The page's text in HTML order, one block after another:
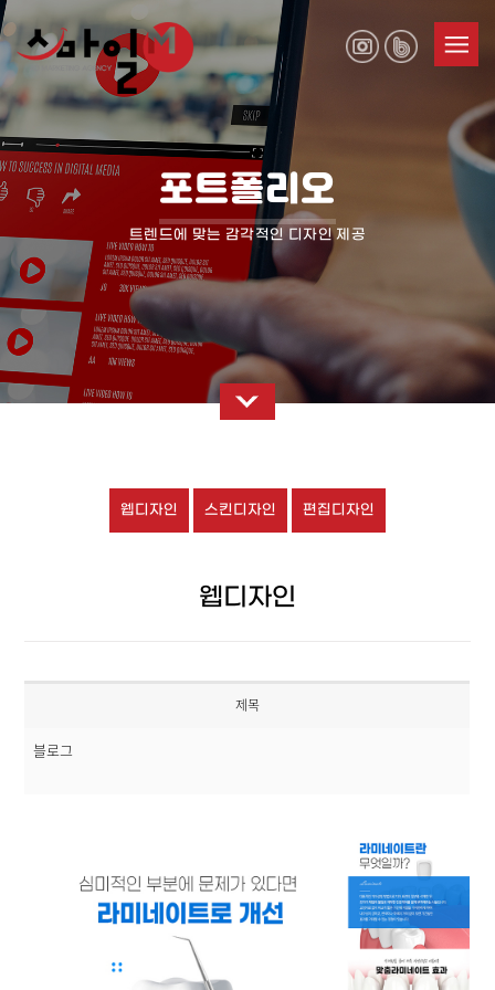
포트폴리오
트렌드에 맞는 감각적인 디자인 제공
웹디자인 스킨디자인 편집디자인
웹디자인
제목
블로그